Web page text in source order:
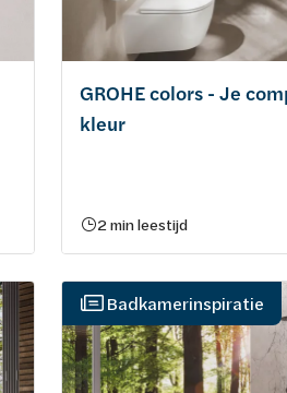
GROHE colors - Je
kleur
2 min leestijd
Badkamerinspiratie